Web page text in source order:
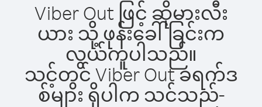
Viber Out ဖြင့် ဆိုမားလီး
ယား သို့ ဖုန်းခေါ်ခြင်းက
လွယ်ကူပါသည်။
သင့်တွင် Viber Out ခရက်ဒ
စ်များ ရှိပါက သင်သည်-